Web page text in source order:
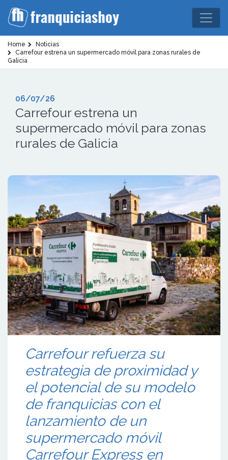
Home
Noticias
Carrefour estrena un supermercado móvil para zonas rurales de
Galicia
06/07/26
Carrefour estrena un
supermercado móvil para zonas
rurales de Galicia
Carrefour refuerza su
estrategia de proximidad y
el potencial de su modelo
de franquicias con el
lanzamiento de un
supermercado móvil
Carrefour Express en